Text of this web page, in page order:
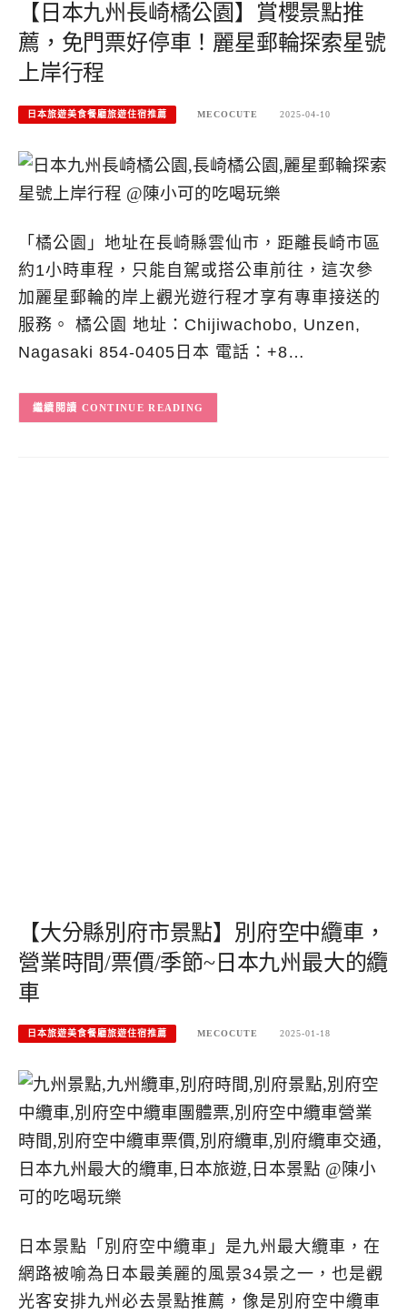
【日本九州長崎橘公園】賞櫻景點推
薦，免門票好停車！麗星郵輪探索星號
上岸行程
日本旅遊美食餐廳旅遊住宿推薦 MECOCUTE 2025-04-10
「橘公園」地址在長崎縣雲仙市，距離長崎市區
約1小時車程，只能自駕或搭公車前往，這次參
加麗星郵輪的岸上觀光遊行程才享有專車接送的
服務。 橘公園 地址：Chijiwachobo, Unzen,
Nagasaki 854-0405日本 電話：+8…
CONTINUE READING
【大分縣別府市景點】別府空中纜車，
營業時間/票價/季節~日本九州最大的纜
車
日本旅遊美食餐廳旅遊住宿推薦 MECOCUTE 2025-01-18
日本景點「別府空中纜車」是九州最大纜車，在
網路被喻為日本最美麗的風景34景之一，也是觀
光客安排九州必去景點推薦，像是別府空中纜車